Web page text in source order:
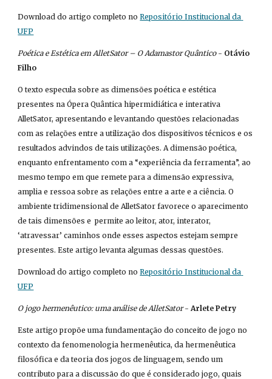
Download do artigo completo no Repositório Institucional da
UFP
Poética e Estética em AlletSator – O Adamastor Quântico - Otávio
Filho
O texto especula sobre as dimensões poética e estética
presentes na Ópera Quântica hipermidiática e interativa
AlletSator, apresentando e levantando questões relacionadas
com as relações entre a utilização dos dispositivos técnicos e os
resultados advindos de tais utilizações. A dimensão poética,
enquanto enfrentamento com a “experiência da ferramenta”, ao
mesmo tempo em que remete para a dimensão expressiva,
amplia e ressoa sobre as relações entre a arte e a ciência. O
ambiente tridimensional de AlletSator favorece o aparecimento
de tais dimensões e  permite ao leitor, ator, interator,
‘atravessar’ caminhos onde esses aspectos estejam sempre
presentes. Este artigo levanta algumas dessas questões.
Download do artigo completo no Repositório Institucional da
UFP
O jogo hermenêutico: uma análise de AlletSator - Arlete Petry
Este artigo propõe uma fundamentação do conceito de jogo no
contexto da fenomenologia hermenêutica, da hermenêutica
filosófica e da teoria dos jogos de linguagem, sendo um
contributo para a discussão do que é considerado jogo, quais